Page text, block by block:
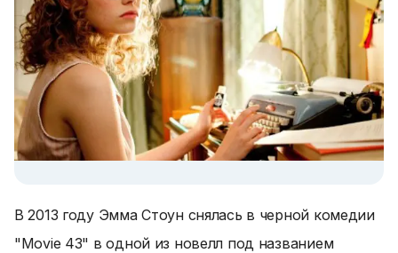
В 2013 году Эмма Стоун снялась в черной комедии
"Movie 43" в одной из новелл под названием